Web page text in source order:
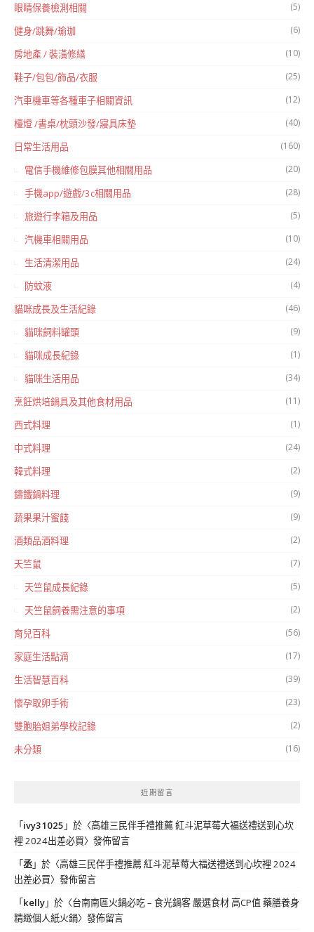
眼睛保養檢測相關 (5)
健身/跳舞/瑜珈 (6)
房地產 / 裝潢修繕 (10)
鞋子/包包/飾品/衣服 (25)
汽車機車等各種車子相關資訊 (12)
檯燈 /書桌/枕頭沙發/寢具床墊 (40)
日常生活用品 (160)
電信手機維修包膜其他相關用品 (20)
手機app/遊戲/3c相關用品 (28)
旅遊行李箱及用品 (5)
汽機車相關用品 (10)
生活清潔用品 (24)
防蚊液 (4)
貓咪成長及生活紀錄 (46)
貓咪飼料罐頭 (9)
貓咪成長紀錄 (1)
貓咪生活用品 (34)
烹飪烘培鍋具及其他食材用品 (11)
西式料理 (1)
中式料理 (24)
韓式料理 (2)
鑄鐵鍋料理 (9)
蔬果果汁蜜餞 (9)
酒類品酒料理 (2)
天竺鼠 (7)
天竺鼠成長紀錄 (5)
天竺鼠飼養需注意的事項 (2)
育兒百科 (56)
家庭生活點滴 (17)
生活智慧百科 (39)
懷孕取卵手術 (23)
雙胞胎姐弟學校記錄 (2)
未分類 (16)
近期留言
「 ivy31025 」於〈高雄三民伴手禮推薦 紅斗泥草莓大福送禮送到心坎
裡 2024出差必買〉發佈留言
「丞」於〈高雄三民伴手禮推薦 紅斗泥草莓大福送禮送到心坎裡 2024
出差必買〉發佈留言
「 kelly」於〈台南南區火鍋必吃 – 食光鍋客 嚴選食材 高CP值 藥膳養身
精緻個人紙火鍋〉發佈留言